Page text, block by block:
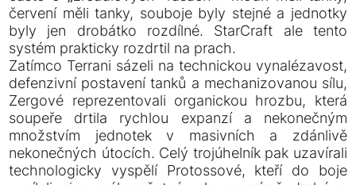
červení měli tanky, souboje byly stejné a jednotky
byly jen drobátko rozdílné. StarCraft ale tento
systém prakticky rozdrtil na prach.
Zatímco Terrani sázeli na technickou vynalézavost,
defenzivní postavení tanků a mechanizovanou sílu,
Zergové reprezentovali organickou hrozbu, která
soupeře drtila rychlou expanzí a nekonečným
množstvím jednotek v masivních a zdánlivě
nekonečných útocích. Celý trojúhelník pak uzavírali
technologicky vyspělí Protossové, kteří do boje